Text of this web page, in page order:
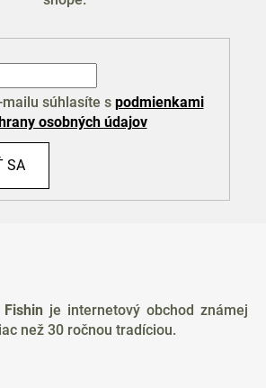
súhlasíte s podmienkami
osobných údajov
SA
je internetový obchod známej
než 30 ročnou tradíciou.